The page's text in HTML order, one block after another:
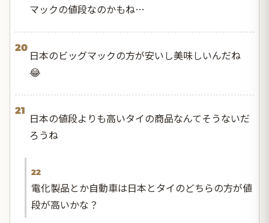
マックの値段なのかもね…
20
日本のビッグマックの方が安いし美味しいんだね
😂
21
日本の値段よりも高いタイの商品なんてそうないだ
ろうね
22
電化製品とか自動車は日本とタイのどちらの方が値
段が高いかな？